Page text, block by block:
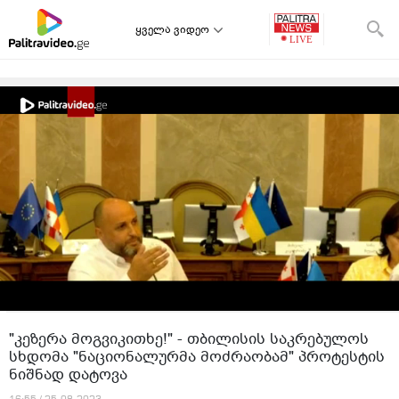
ყველა ვიდეო
"კეზერა მოგვიკითხე!" - თბილისის საკრებულოს
სხდომა "ნაციონალურმა მოძრაობამ" პროტესტის
ნიშნად დატოვა